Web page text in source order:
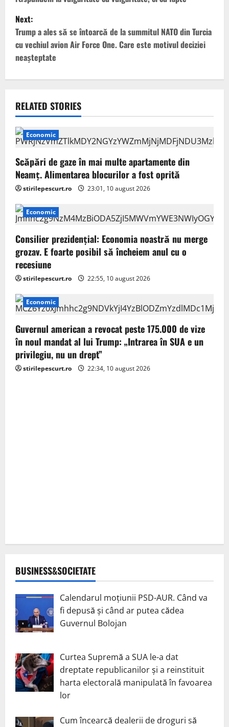
s
t
n
a
v
i
g
a
t
i
o
n
Next:
Trump a ales să se întoarcă de la summitul NATO din Turcia
cu vechiul avion Air Force One. Care este motivul deciziei
neașteptate
RELATED STORIES
Economic
Scăpări de gaze în mai multe apartamente din
Neamț. Alimentarea blocurilor a fost oprită
stirilepescurt.ro 23:01, 10 august 2026
Economic
Consilier prezidenţial: Economia noastră nu merge
grozav. E foarte posibil să încheiem anul cu o
recesiune
stirilepescurt.ro 22:55, 10 august 2026
Economic
Guvernul american a revocat peste 175.000 de vize
în noul mandat al lui Trump: „Intrarea în SUA e un
privilegiu, nu un drept”
stirilepescurt.ro 22:34, 10 august 2026
BUSINESS&SOCIETATE
Calendarul moțiunii PSD-AUR. Când va
fi depusă și când ar putea cădea
Guvernul Bolojan
Curtea Supremă a SUA le-a dat
dreptate republicanilor și a reinstituit
harta electorală manipulată în favoarea
lor
Cum încearcă dealerii de droguri să